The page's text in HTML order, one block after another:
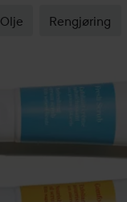
Olje Rengjøring